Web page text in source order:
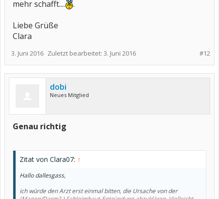
mehr schafft....
.
Liebe Grüße
Clara
#12
3. Juni 2016 Zuletzt bearbeitet: 3. Juni 2016
dobi
Neues Mitglied
Genau richtig
Zitat von Clara07: ↑
Hallo dallesgass,
ich würde den Arzt erst einmal bitten, die Ursache von der